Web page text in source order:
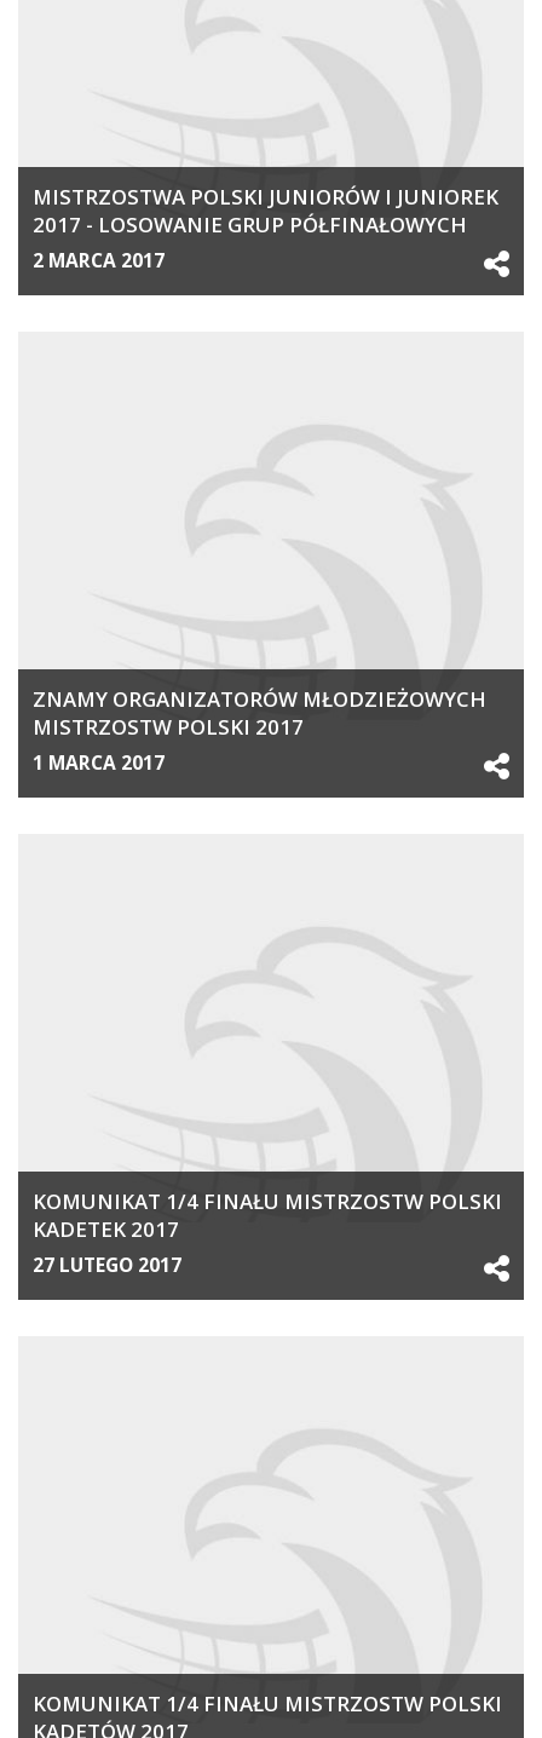
MISTRZOSTWA POLSKI JUNIORÓW I JUNIOREK
2017 - LOSOWANIE GRUP PÓŁFINAŁOWYCH
2 MARCA 2017
ZNAMY ORGANIZATORÓW MŁODZIEŻOWYCH
MISTRZOSTW POLSKI 2017
1 MARCA 2017
KOMUNIKAT 1/4 FINAŁU MISTRZOSTW POLSKI
KADETEK 2017
27 LUTEGO 2017
KOMUNIKAT 1/4 FINAŁU MISTRZOSTW POLSKI
KADETÓW 2017